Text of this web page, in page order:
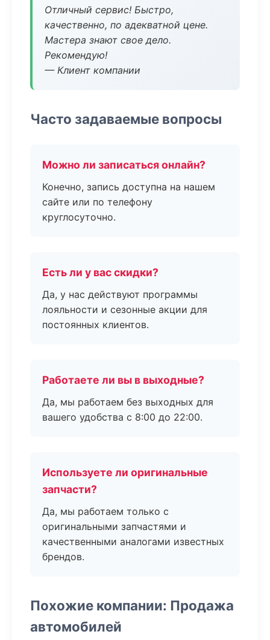
Отличный сервис! Быстро,
качественно, по адекватной цене.
Мастера знают свое дело.
Рекомендую!
— Клиент компании
Часто задаваемые вопросы
Можно ли записаться онлайн?
Конечно, запись доступна на нашем
сайте или по телефону
круглосуточно.
Есть ли у вас скидки?
Да, у нас действуют программы
лояльности и сезонные акции для
постоянных клиентов.
Работаете ли вы в выходные?
Да, мы работаем без выходных для
вашего удобства с 8:00 до 22:00.
Используете ли оригинальные
запчасти?
Да, мы работаем только с
оригинальными запчастями и
качественными аналогами известных
брендов.
Похожие компании: Продажа
автомобилей